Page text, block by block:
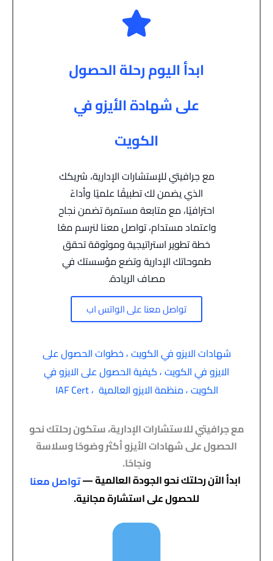
ابدأ اليوم رحلة الحصول
على شهادة الأيزو في
الكويت
مع جرافيتي للإستشارات الإدارية، شريكك
الذي يضمن لك تطبيقًا علميًا وأداءً
احترافيًا، مع متابعة مستمرة تضمن نجاح
واعتماد مستدام، تواصل معنا لنرسم معًا
خطة تطوير استراتيجية وموثوقة تحقق
طموحاتك الإدارية وتضع مؤسستك في
مصاف الريادة.
تواصل معنا على الواتس اب
شهادات الايزو في الكويت,خطوات الحصول على
الايزو في الكويت,كيفية الحصول على الايزو في
الكويت,منظمة الايزو العالمية ,
IAF Cert
مع جرافيتي للاستشارات الإدارية، ستكون رحلتك نحو
الحصول على شهادات الأيزو أكثر وضوحًا وسلاسة
ونجاحًا.
ابدأ الآن رحلتك نحو الجودة العالمية —تواصل معنا
للحصول على استشارة مجانية.